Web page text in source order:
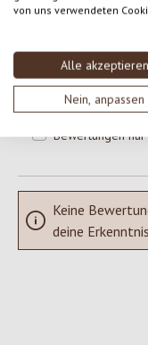
von uns verwendeten
Alle akzeptieren
Nein, anpassen
SCHREIBE EINE
Bewertungen
Keine
deine